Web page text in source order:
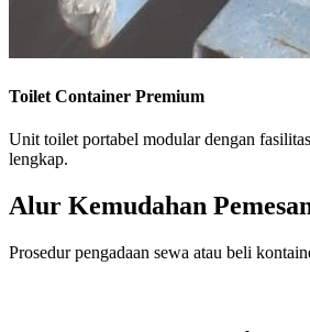
Toilet Container Premium
Unit toilet portabel modular dengan
lengkap.
Alur Kemudahan
Prosedur pengadaan sewa atau beli